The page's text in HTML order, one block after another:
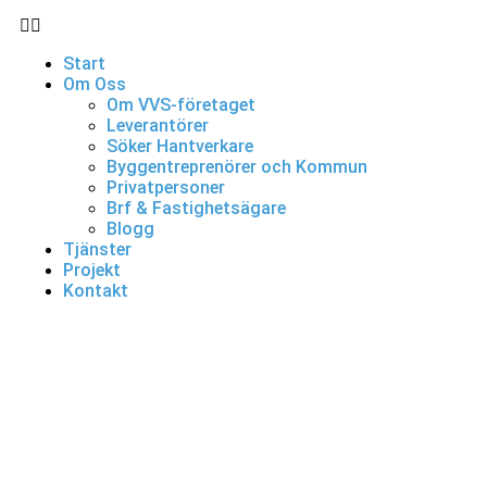
Start
Om Oss
Om VVS-företaget
Leverantörer
Söker Hantverkare
Byggentreprenörer och Kommun
Privatpersoner
Brf & Fastighetsägare
Blogg
Tjänster
Projekt
Kontakt